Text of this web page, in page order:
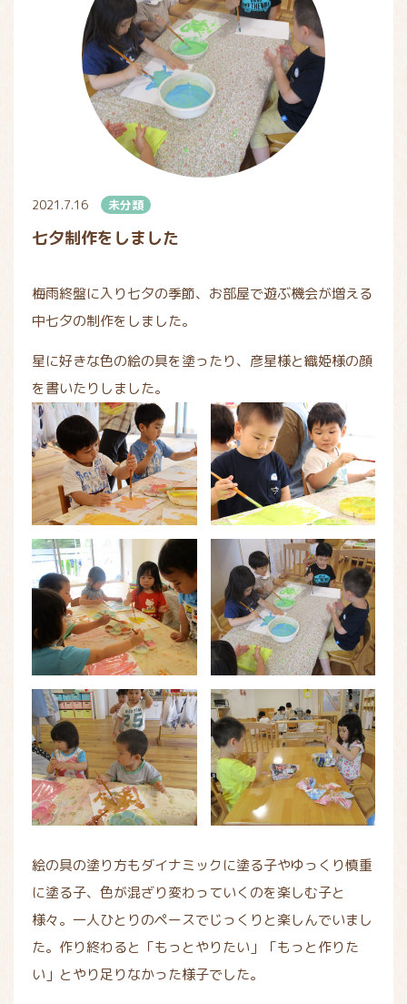
2021.7.16 未分類
七夕制作をしました
梅雨終盤に入り七夕の季節、お部屋で遊ぶ機会が増える
中七夕の制作をしました。
星に好きな色の絵の具を塗ったり、彦星様と織姫様の顔
を書いたりしました。
絵の具の塗り方もダイナミックに塗る子やゆっくり慎重
に塗る子、色が混ざり変わっていくのを楽しむ子と
様々。一人ひとりのペースでじっくりと楽しんでいまし
た。作り終わると「もっとやりたい」「もっと作りた
い」とやり足りなかった様子でした。